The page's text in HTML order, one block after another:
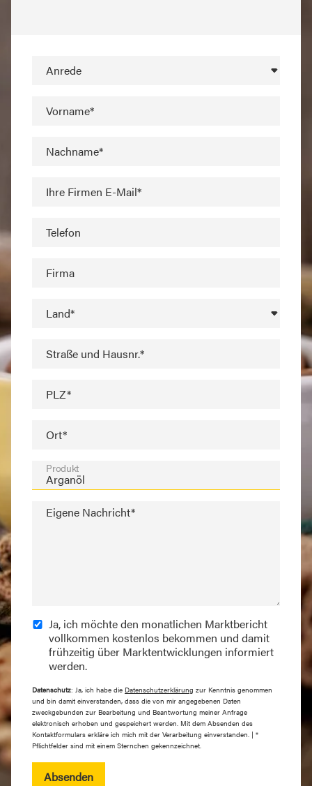
Anrede
Vorname*
Nachname*
Ihre Firmen E-Mail*
Telefon
Firma
Land*
Straße und Hausnr.*
PLZ*
Ort*
Produkt
Eigene Nachricht*
Ja, ich möchte den monatlichen Marktbericht
vollkommen kostenlos bekommen und damit
frühzeitig über Marktentwicklungen informiert
werden.
Datenschutz: Ja, ich habe die Datenschutzerklärung zur Kenntnis genommen
und bin damit einverstanden, dass die von mir angegebenen Daten
zweckgebunden zur Bearbeitung und Beantwortung meiner Anfrage
elektronisch erhoben und gespeichert werden. Mit dem Absenden des
Kontaktformulars erkläre ich mich mit der Verarbeitung einverstanden. | *
Pflichtfelder sind mit einem Sternchen gekennzeichnet.
Absenden